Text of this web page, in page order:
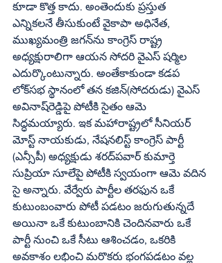
కూడా కొత్త కాదు. అంతెందుకు ప్రస్తుత
ఎన్నికలనే తీసుకుంటే వైకాపా అధినేత,
ముఖ్యమంత్రి జగన్‌ను కాంగ్రెస్‌ రాష్ట్ర
అధ్యక్షురాలిగా ఆయన సోదరి వైఎస్‌ షర్మిల
ఎదుర్కొంటున్నారు. అంతేకాకుండా కడప
లోక్‌సభ స్థానంలో తన కజిన్‌(సోదరుడు) వైఎస్‌
అవినాష్‌రెడ్డిపై పోటీకి సైతం ఆమె
సిద్ధమయ్యారు. ఇక మహారాష్ట్రలో సీనియర్‌
మోస్ట్‌ నాయకుడు, నేషనలిస్ట్‌ కాంగ్రెస్‌ పార్టీ
(ఎన్సీపీ) అధ్యక్షుడు శరద్‌పవార్‌ కుమార్తె
సుప్రియా సూలేపై పోటీకి స్వయంగా ఆమె వదిన
సై అన్నారు. వేర్వేరు పార్టీల తరఫున ఒకే
కుటుంబంవారు పోటీ పడటం జరుగుతున్నదే
అయినా ఒకే కుటుంబానికి చెందినవారు ఒకే
పార్టీ నుంచి ఒకే సీటు ఆశించడం, ఒకరికి
అవకాశం లభించి మరొకరు భంగపడటం వల్ల